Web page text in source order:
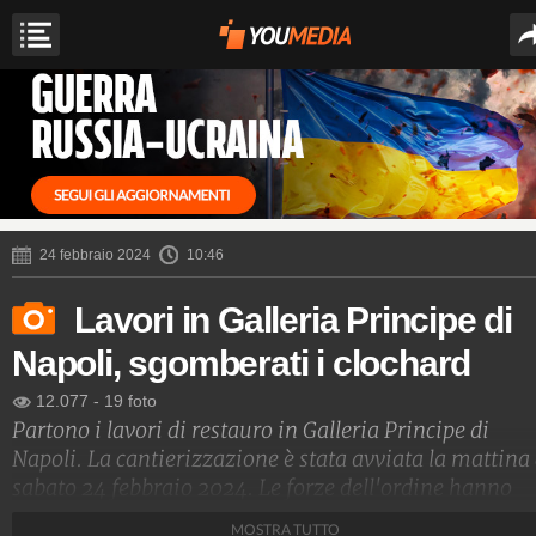
24 febbraio 2024 10:46
Lavori in Galleria Principe di
Napoli, sgomberati i clochard
12.077 - 19 foto
Partono i lavori di restauro in Galleria Principe di
Napoli. La cantierizzazione è stata avviata la mattina
sabato 24 febbraio 2024. Le forze dell'ordine hanno
MOSTRA TUTTO